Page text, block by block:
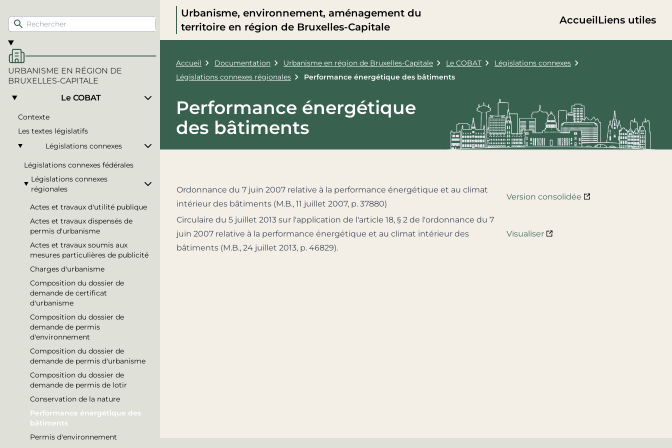
Urbanisme, environnement, aménagement du
territoire en région de Bruxelles-Capitale
AccueilLiens utiles
URBANISME EN RÉGION DE
BRUXELLES-CAPITALE
Le COBAT
Contexte
Les textes législatifs
Législations connexes
Législations connexes fédérales
Législations connexes
régionales
Actes et travaux d'utilité publique
Actes et travaux dispensés de
permis d'urbanisme
Actes et travaux soumis aux
mesures particulières de publicité
Charges d'urbanisme
Composition du dossier de
demande de certificat
d'urbanisme
Composition du dossier de
demande de permis
d'environnement
Composition du dossier de
demande de permis d'urbanisme
Composition du dossier de
demande de permis de lotir
Conservation de la nature
Performance énergétique des
bâtiments
Permis d'environnement
Accueil Documentation Urbanisme en région de Bruxelles-Capitale Le COBAT
Législations connexes
Législations connexes régionales
Performance énergétique des bâtiments
Performance énergétique
des bâtiments
Ordonnance du 7 juin 2007 relative à la performance énergétique et au climat
intérieur des bâtiments (M.B., 11 juillet 2007, p. 37880)
Version consolidée
Circulaire du 5 juillet 2013 sur l'application de l'article 18, § 2 de l'ordonnance du 7
juin 2007 relative à la performance énergétique et au climat intérieur des
bâtiments (M.B., 24 juillet 2013, p. 46829).
Visualiser